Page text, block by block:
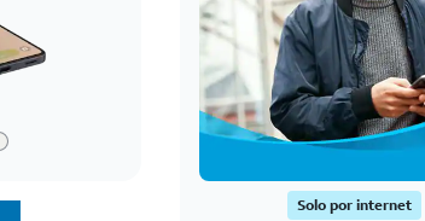
Solo por internet